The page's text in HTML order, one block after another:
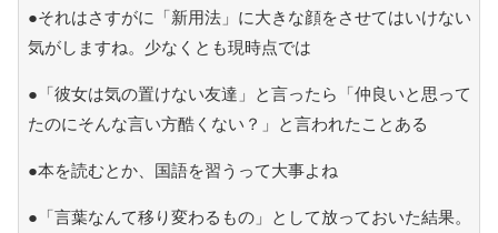
●それはさすがに「新用法」に大きな顔をさせてはいけない
気がしますね。少なくとも現時点では
●「彼女は気の置けない友達」と言ったら「仲良いと思って
たのにそんな言い方酷くない？」と言われたことある
●本を読むとか、国語を習うって大事よね
●「言葉なんて移り変わるもの」として放っておいた結果。